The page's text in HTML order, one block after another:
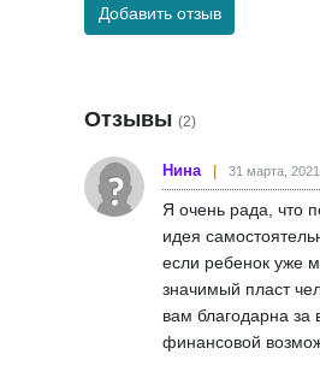
Добавить отзыв
Отзывы (2)
Нина 31 марта,
Я очень рада, что
идея
если ребенок уже
значимый пласт
вам благодарна за
финансовой